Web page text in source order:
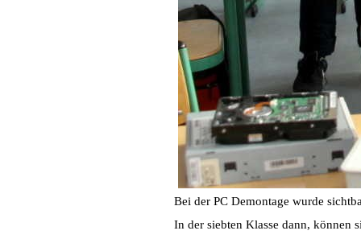
Bei der PC Demontage wurde
In der siebten Klasse dann, können